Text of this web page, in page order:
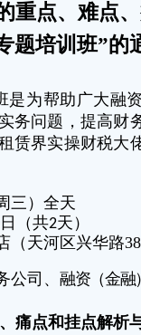
重点、难点
题培训班”的
是为帮助广大融
务问题，提高财
赁界实操财税大
三）全天
日（共2天）
（天河区兴华路38
司、 融资（金融
痛点和挂点解析